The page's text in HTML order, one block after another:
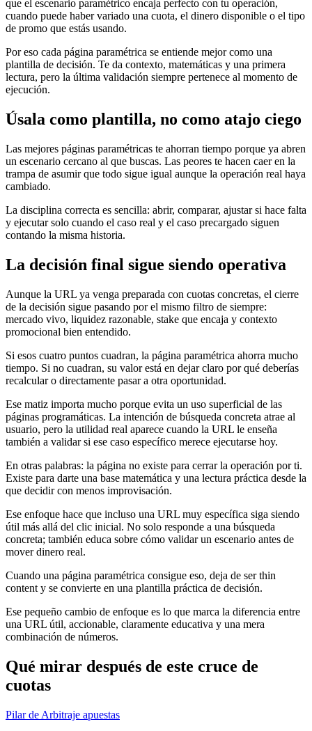
que el escenario paramétrico encaja perfecto con tu operación,
cuando puede haber variado una cuota, el dinero disponible o el tipo
de promo que estás usando.
Por eso cada página paramétrica se entiende mejor como una
plantilla de decisión. Te da contexto, matemáticas y una primera
lectura, pero la última validación siempre pertenece al momento de
ejecución.
Úsala como plantilla, no como atajo ciego
Las mejores páginas paramétricas te ahorran tiempo porque ya abren
un escenario cercano al que buscas. Las peores te hacen caer en la
trampa de asumir que todo sigue igual aunque la operación real haya
cambiado.
La disciplina correcta es sencilla: abrir, comparar, ajustar si hace falta
y ejecutar solo cuando el caso real y el caso precargado siguen
contando la misma historia.
La decisión final sigue siendo operativa
Aunque la URL ya venga preparada con cuotas concretas, el cierre
de la decisión sigue pasando por el mismo filtro de siempre:
mercado vivo, liquidez razonable, stake que encaja y contexto
promocional bien entendido.
Si esos cuatro puntos cuadran, la página paramétrica ahorra mucho
tiempo. Si no cuadran, su valor está en dejar claro por qué deberías
recalcular o directamente pasar a otra oportunidad.
Ese matiz importa mucho porque evita un uso superficial de las
páginas programáticas. La intención de búsqueda concreta atrae al
usuario, pero la utilidad real aparece cuando la URL le enseña
también a validar si ese caso específico merece ejecutarse hoy.
En otras palabras: la página no existe para cerrar la operación por ti.
Existe para darte una base matemática y una lectura práctica desde la
que decidir con menos improvisación.
Ese enfoque hace que incluso una URL muy específica siga siendo
útil más allá del clic inicial. No solo responde a una búsqueda
concreta; también educa sobre cómo validar un escenario antes de
mover dinero real.
Cuando una página paramétrica consigue eso, deja de ser thin
content y se convierte en una plantilla práctica de decisión.
Ese pequeño cambio de enfoque es lo que marca la diferencia entre
una URL útil, accionable, claramente educativa y una mera
combinación de números.
Qué mirar después de este cruce de
cuotas
Pilar de Arbitraje apuestas